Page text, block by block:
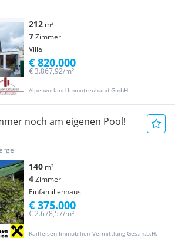
Notstromaggregat!
212 m²
7Zimmer
Villa
Alpenvorland Immotreuhand GmbH
€ 3.867,92/m²
€ 820.000
noch am eigenen Pool!
140 m²
4Zimmer
Einfamilienhaus
Raiffeisen Immobilien Vermittlung Ges.m.b.H.
€ 2.678,57/m²
€ 375.000